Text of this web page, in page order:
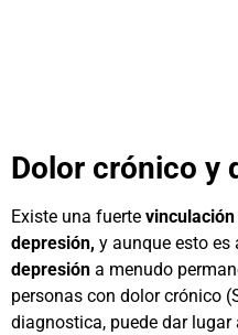
Dolor crónico y
Existe una fuerte vinculación
depresión, y aunque esto
depresión a menudo
personas con dolor crónico
diagnostica, puede dar lugar